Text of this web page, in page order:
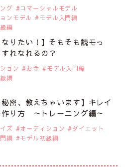
グ
コマーシャルモデル
ンモデル
モデル入門編
編
なりたい！】そもそも読モっ
れなれるの？
ョン お金
モデル入門編
編
秘密、教えちゃいます】キレイ
作り方 ～トレーニング編～
ズ オーディション
ダイエット
編
モデル初級編